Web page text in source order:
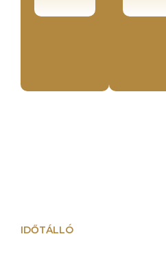
IDŐTÁLLÓ